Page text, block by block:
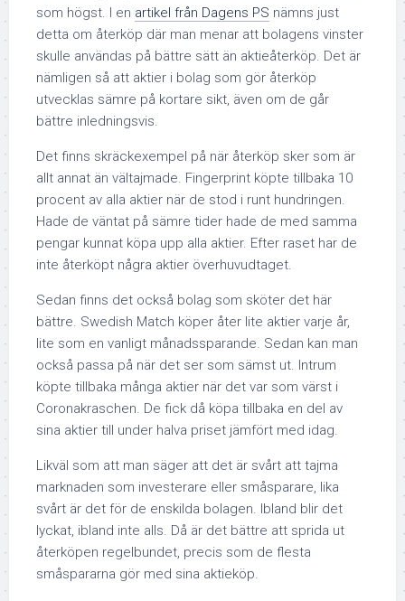
som högst. I en artikel från Dagens PS nämns just
detta om återköp där man menar att bolagens vinster
skulle användas på bättre sätt än aktieåterköp. Det är
nämligen så att aktier i bolag som gör återköp
utvecklas sämre på kortare sikt, även om de går
bättre inledningsvis.
Det finns skräckexempel på när återköp sker som är
allt annat än vältajmade. Fingerprint köpte tillbaka 10
procent av alla aktier när de stod i runt hundringen.
Hade de väntat på sämre tider hade de med samma
pengar kunnat köpa upp alla aktier. Efter raset har de
inte återköpt några aktier överhuvudtaget.
Sedan finns det också bolag som sköter det här
bättre. Swedish Match köper åter lite aktier varje år,
lite som en vanligt månadssparande. Sedan kan man
också passa på när det ser som sämst ut. Intrum
köpte tillbaka många aktier när det var som värst i
Coronakraschen. De fick då köpa tillbaka en del av
sina aktier till under halva priset jämfört med idag.
Likväl som att man säger att det är svårt att tajma
marknaden som investerare eller småsparare, lika
svårt är det för de enskilda bolagen. Ibland blir det
lyckat, ibland inte alls. Då är det bättre att sprida ut
återköpen regelbundet, precis som de flesta
småspararna gör med sina aktieköp.